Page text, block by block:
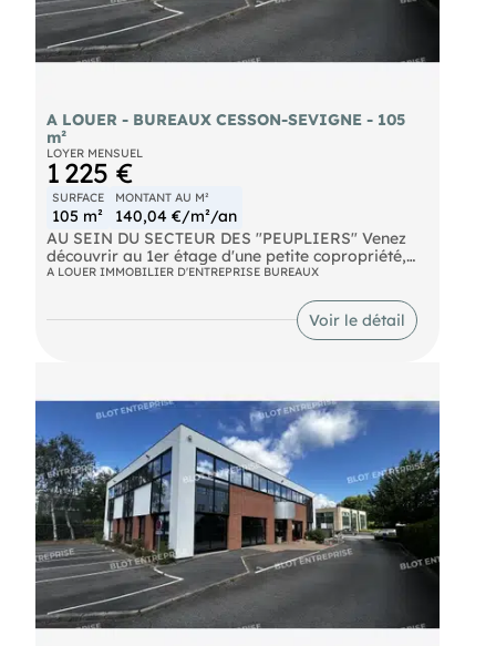
A LOUER - BUREAUX CESSON-SEVIGNE - 105
m²
LOYER MENSUEL
1 225 €
SURFACE
105 m²
MONTANT AU M²
140,04 €/m²/an
AU SEIN DU SECTEUR DES "PEUPLIERS" Venez
découvrir au 1er étage d'une petite copropriété,
une surface de bureaux d'environ 105 m²
- 1 salle de réunion ou Open-space WC sur les
parties communes 4 places de stationnements
technologiques, auxquels ces biens sont exposés,
sont disponibles sur le site
A LOUER IMMOBILIER D'ENTREPRISE BUREAUX
Voir le détail